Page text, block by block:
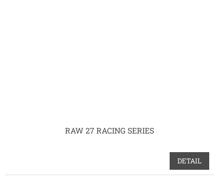
RAW 27 RACING SERIES
DETAIL